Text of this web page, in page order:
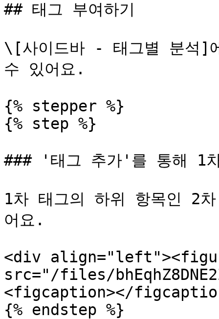
## 태그 부여하기
\[사이드바 - 태그별 분석]
수 있어요.
{% stepper %}
{% step %}
### '태그 추가'를 통해 1
1차 태그의 하위 항목인 2
어요.
<div
src="/files/
<figcaption></
{% endstep %}